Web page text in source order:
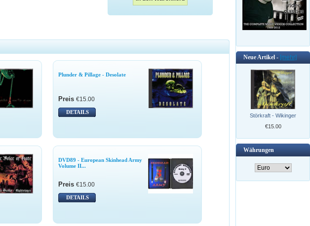
Plunder & Pillage - Desolate
Preis €15.00
DETAILS
DVD89 - European Skinhead Army
Volume II...
Preis €15.00
DETAILS
Neue Artikel - [mehr]
Störkraft - Wikinger
€15.00
Währungen